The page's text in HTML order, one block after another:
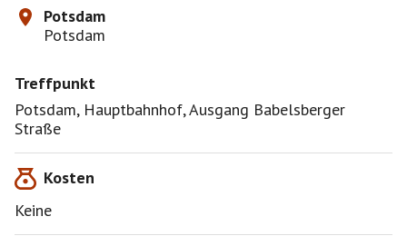
Potsdam
Potsdam
Treffpunkt
Potsdam, Hauptbahnhof, Ausgang Babelsberger
Straße
Kosten
Keine